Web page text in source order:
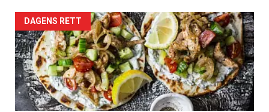
Forsiden
akkurat
nå
-
DAGENS RETT